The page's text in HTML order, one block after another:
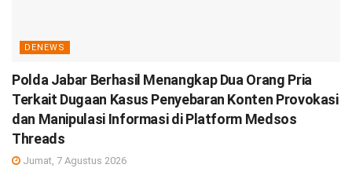
DENEWS
Polda Jabar Berhasil Menangkap Dua Orang Pria
Terkait Dugaan Kasus Penyebaran Konten Provokasi
dan Manipulasi Informasi di Platform Medsos
Threads
Jumat, 7 Agustus 2026